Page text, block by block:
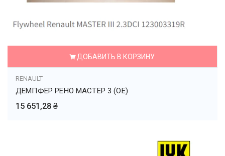
ДОБАВИТЬ В КОРЗИНУ
RENAULT
ДЕМПФЕР РЕНО МАСТЕР 3 (OE)
15 651,28 ₴